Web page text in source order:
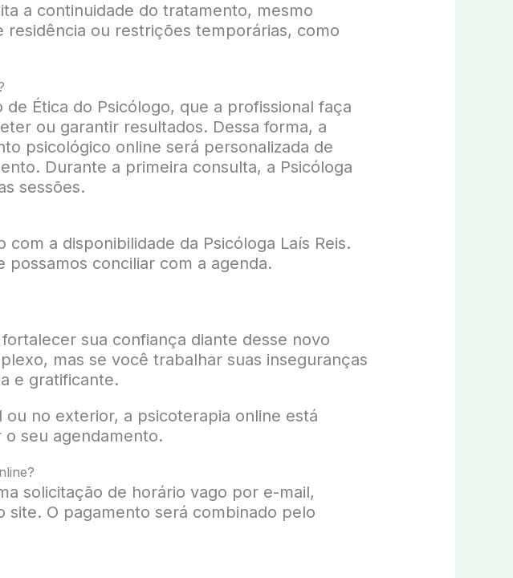
a continuidade do tratamento, mesmo
ou restrições temporárias, como
Ética do Psicólogo, que a profissional faça
ou garantir resultados. Dessa forma, a
psicológico online será personalizada de
Durante a primeira consulta, a Psicóloga
sessões.
a disponibilidade da Psicóloga Laís Reis.
conciliar com a agenda.
sua confiança diante desse novo
mas se você trabalhar suas inseguranças
e gratificante.
no exterior, a psicoterapia online está
seu agendamento.
solicitação de horário vago por e-mail,
site. O pagamento será combinado pelo